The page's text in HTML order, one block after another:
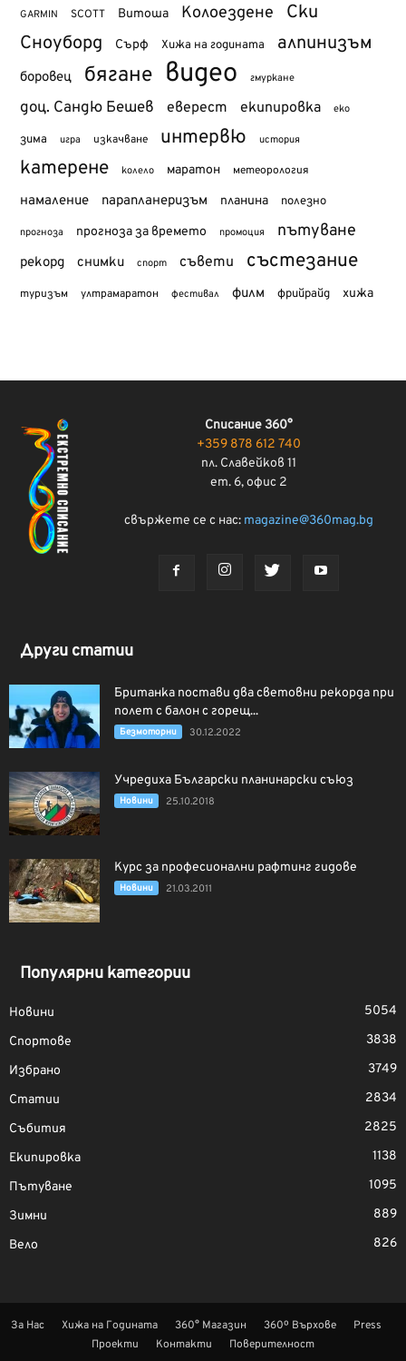
GARMIN SCOTT Витоша Колоездене Ски
Сноуборд Сърф Хижа на годината алпинизъм
боровец бягане видео гмуркане
доц. Сандю Бешев еверест екипировка еко
зима игра изкачване интервю история
катерене колело маратон метеорология
намаление парапланеризъм планина полезно
прогноза прогноза за времето промоция пътуване
рекорд снимки спорт съвети състезание
туризъм ултрамаратон фестивал филм фрийрайд хижа
Списание 360°
+359 878 612 740
пл. Славейков 11
ет. 6, офис 2
свържете се с нас: magazine@360mag.bg
Други статии
Британка постави два световни рекорда при
полет с балон с горещ...
Безмоторни 30.12.2022
Учредиха Български планинарски съюз
Новини 25.10.2018
Курс за професионални рафтинг гидове
Новини 21.03.2011
Популярни категории
Новини
5054
Спортове
3838
Избрано
3749
Статии
2834
Събития
2825
Екипировка
1138
Пътуване
1095
Зимни
889
Вело
826
За Нас Хижа на Годината 360° Магазин 360º Върхове
Press
Проекти
Контакти Поверителност